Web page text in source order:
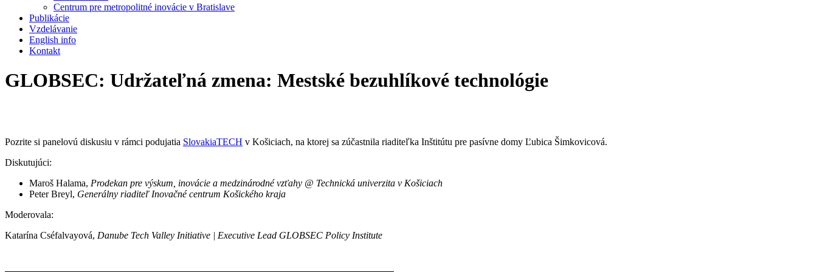
Centrum pre metropolitné inovácie v Bratislave
Publikácie
Vzdelávanie
English info
Kontakt
GLOBSEC: Udržateľná zmena: Mestské bezuhlíkové technológie
Pozrite si panelovú diskusiu v rámci podujatia SlovakiaTECH v Košiciach, na ktorej sa zúčastnila riaditeľka Inštitútu pre pasívne domy Ľubica Šimkovicová.
Diskutujúci:
Maroš Halama, Prodekan pre výskum, inovácie a medzinárodné vzťahy @ Technická univerzita v Košiciach
Peter Breyl, Generálny riaditeľ Inovačné centrum Košického kraja
Moderovala:
Katarína Cséfalvayová, Danube Tech Valley Initiative | Executive Lead GLOBSEC Policy Institute